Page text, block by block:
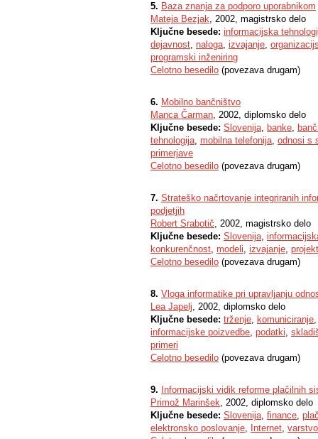
5. Baza znanja za podporo uporabnikom
Mateja Bezjak, 2002, magistrsko delo
Ključne besede: informacijska
dejavnost, naloga, izvajanje,
programski inženiring
Celotno besedilo (povezava drugam)
6. Mobilno bančništvo
Manca Čarman, 2002, diplomsko delo
Ključne besede: Slovenija, banke,
tehnologija, mobilna telefonija, odnosi s
primerjave
Celotno besedilo (povezava drugam)
7. Strateško načrtovanje integriranih
podjetjih
Robert Srabotič, 2002, magistrsko delo
Ključne besede: Slovenija,
konkurenčnost, modeli, izvajanje,
Celotno besedilo (povezava drugam)
8. Vloga informatike pri upravljanju
Lea Japelj, 2002, diplomsko delo
Ključne besede: trženje, komuniciranje
informacijske poizvedbe, podatki,
primeri
Celotno besedilo (povezava drugam)
9. Informacijski vidik reforme plačilnih
Primož Marinšek, 2002, diplomsko delo
Ključne besede: Slovenija, finance,
elektronsko poslovanje, Internet,